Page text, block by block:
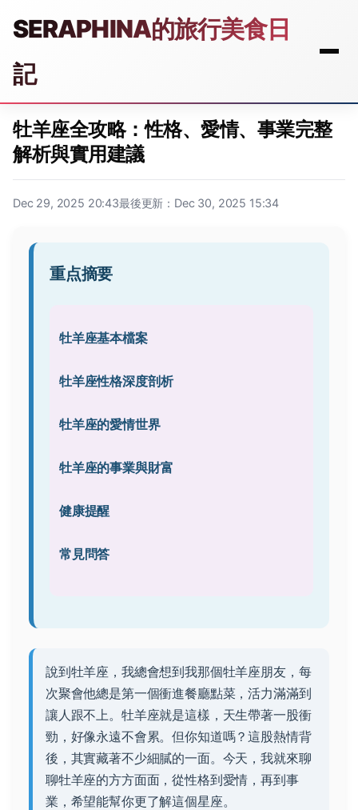
SERAPHINA的旅行美食日
記
牡羊座全攻略：性格、愛情、事業完整
解析與實用建議
Dec 29, 2025 20:43最後更新：Dec 30, 2025 15:34
重点摘要
牡羊座基本檔案
牡羊座性格深度剖析
牡羊座的愛情世界
牡羊座的事業與財富
健康提醒
常見問答
說到牡羊座，我總會想到我那個牡羊座朋友，每
次聚會他總是第一個衝進餐廳點菜，活力滿滿到
讓人跟不上。牡羊座就是這樣，天生帶著一股衝
勁，好像永遠不會累。但你知道嗎？這股熱情背
後，其實藏著不少細膩的一面。今天，我就來聊
聊牡羊座的方方面面，從性格到愛情，再到事
業，希望能幫你更了解這個星座。